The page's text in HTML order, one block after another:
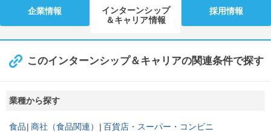
企業情報
インターンシップ
＆キャリア情報
採用情報
このインターンシップ＆キャリアの関連条件で探す
業種から探す
食品 商社（食品関連） 百貨店・スーパー・コンビニ